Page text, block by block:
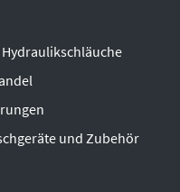
und Zubehör